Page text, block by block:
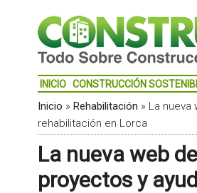
INICIO CONSTRUCCIÓN
Inicio » Rehabilitación » La
rehabilitación en Lorca
La nueva web
proyectos y